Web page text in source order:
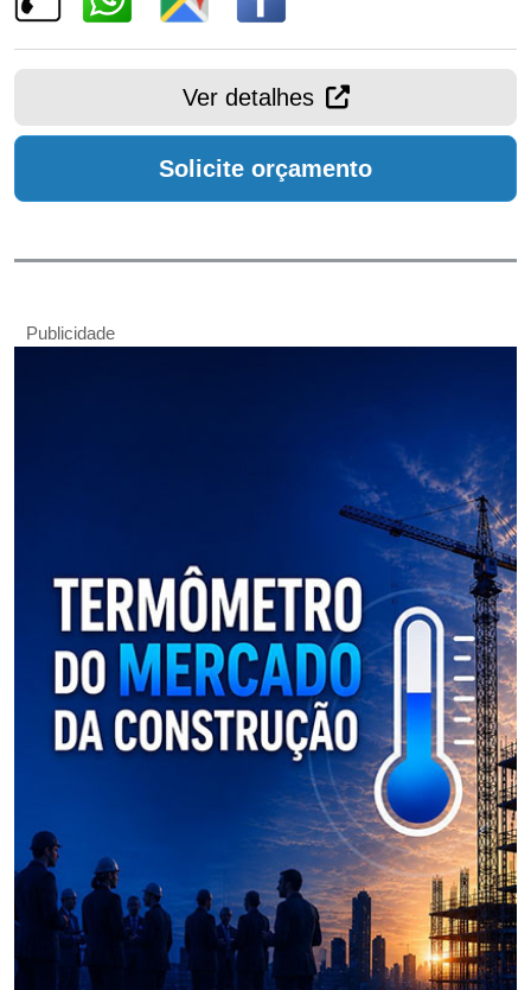
Ver detalhes
Solicite orçamento
Publicidade